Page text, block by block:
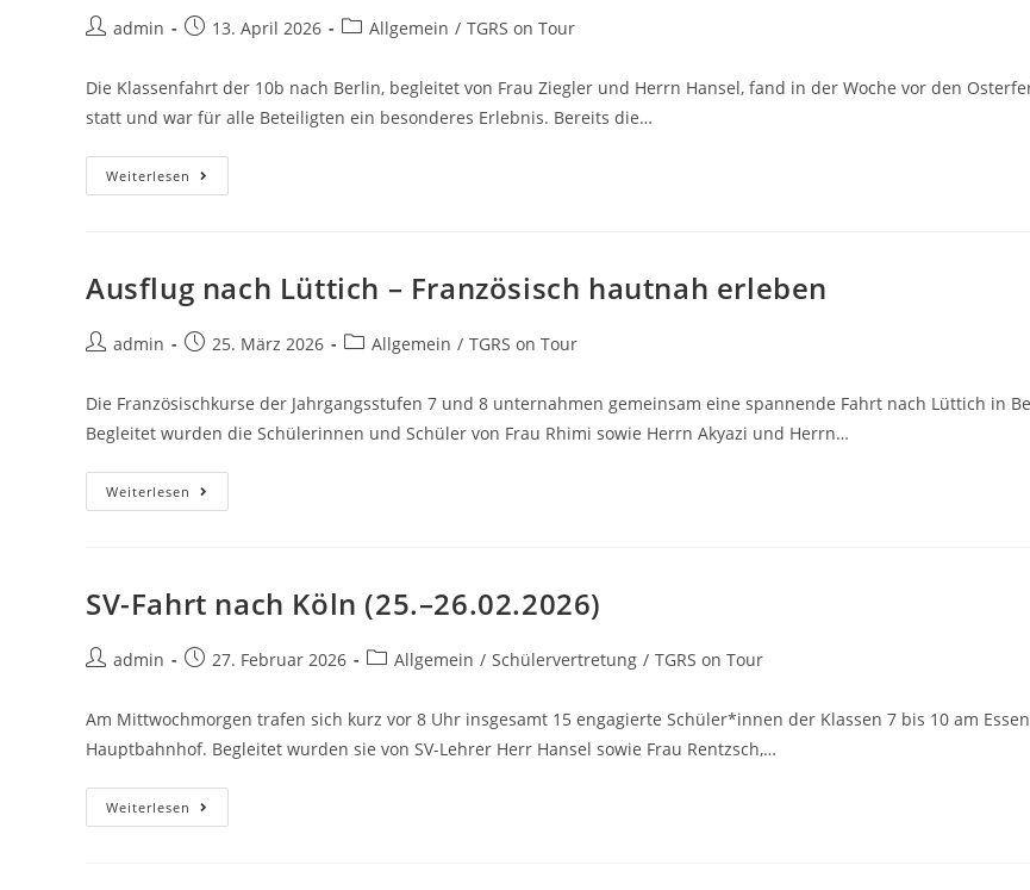
admin 13. April 2026 Allgemein / TGRS on Tour
Die Klassenfahrt der 10b nach Berlin, begleitet von Frau Ziegler und Herrn Hansel, fand in der Woche vor den
statt und war für alle Beteiligten ein besonderes Erlebnis. Bereits die…
Weiterlesen
Ausflug nach Lüttich – Französisch hautnah erleben
admin 25. März 2026 Allgemein / TGRS on Tour
Die Französischkurse der Jahrgangsstufen 7 und 8 unternahmen gemeinsam eine spannende Fahrt nach Lüttich in
Begleitet wurden die Schülerinnen und Schüler von Frau Rhimi sowie Herrn Akyazi und Herrn…
Weiterlesen
SV-Fahrt nach Köln (25.–26.02.2026)
admin 27. Februar 2026 Allgemein / Schülervertretung / TGRS on Tour
Am Mittwochmorgen trafen sich kurz vor 8 Uhr insgesamt 15 engagierte Schüler*innen der Klassen 7 bis 10 am
Hauptbahnhof. Begleitet wurden sie von SV-Lehrer Herr Hansel sowie Frau Rentzsch,…
Weiterlesen